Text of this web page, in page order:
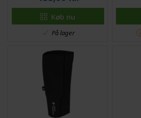
Køb nu
På lager